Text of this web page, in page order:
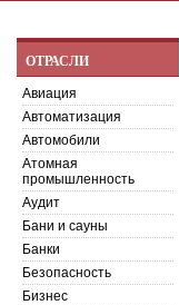
ОТРАСЛИ
Авиация
Автоматизация
Автомобили
Атомная
промышленность
Аудит
Бани и сауны
Банки
Безопасность
Бизнес